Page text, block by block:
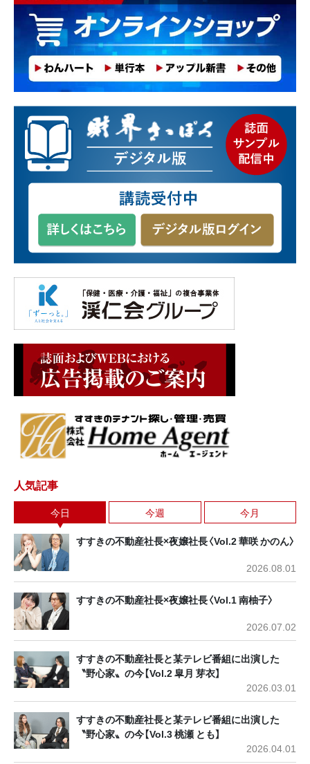
人気記事
今日 今週 今月
すすきの不動産社長×夜嬢社長〈Vol.2 華咲 かのん〉
2026.08.01
すすきの不動産社長×夜嬢社長〈Vol.1 南柚子〉
2026.07.02
すすきの不動産社長と某テレビ番組に出演した
〝野心家〟の今【Vol.2 皐月 芽衣】
2026.03.01
すすきの不動産社長と某テレビ番組に出演した
〝野心家〟の今【Vol.3 桃瀬 とも】
2026.04.01